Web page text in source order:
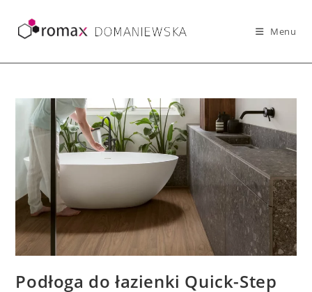
content
Menu
Podłoga do łazienki Quick-Step